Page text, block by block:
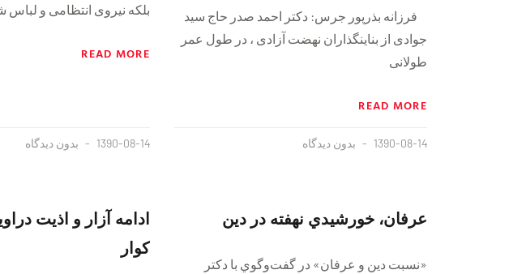
فرزانه بذرپور جرس: دکتر احمد صدر حاج سید
جوادی از بناینگذاران نهضت آزادی ، در طول عمر
طولانی
READ MORE
1390-08-14 بدون دیدگاه
بلکه نیروی انتظامی و
READ MORE
1390-08-14 بدون دیدگاه
عرفان، خورشيدي نهفته در دين
«نسبت دين و عرفان» در گفت‌وگوي با دكتر
ادامه آزار و اذیت
کوار